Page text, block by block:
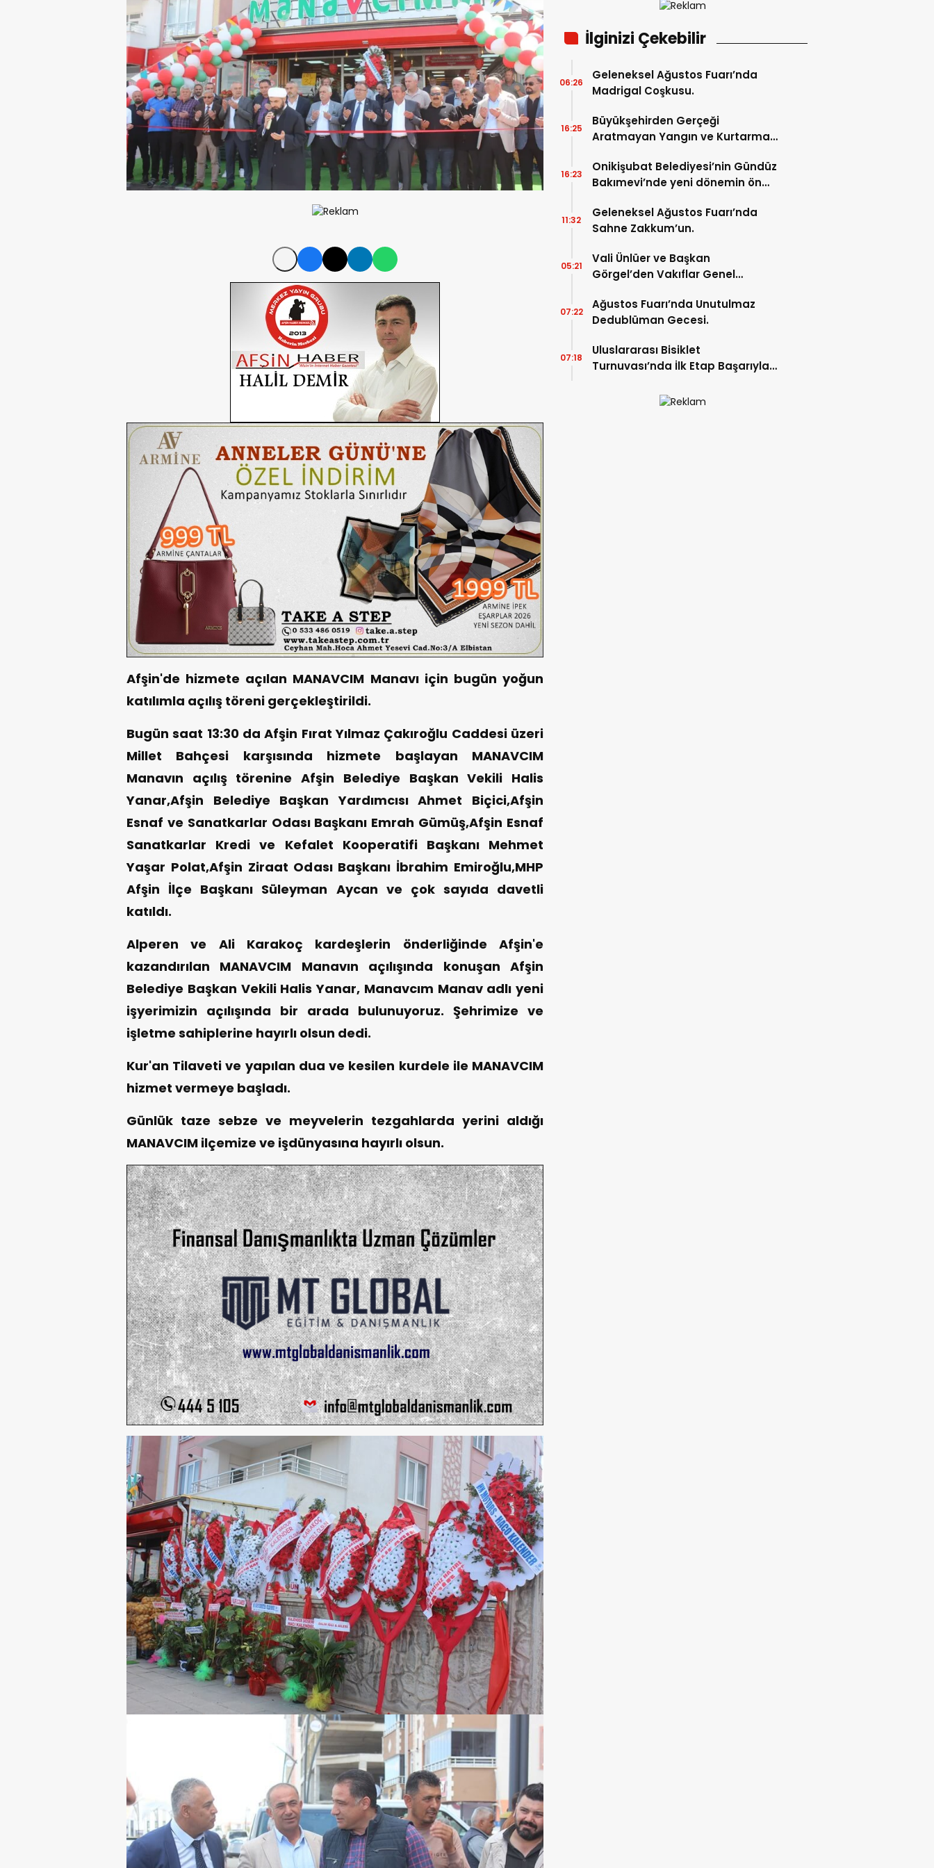
Afşin'de hizmete açılan MANAVCIM Manavı için bugün yoğun
katılımla açılış töreni gerçekleştirildi.
Bugün saat 13:30 da Afşin Fırat Yılmaz Çakıroğlu Caddesi üzeri
Millet Bahçesi karşısında hizmete başlayan MANAVCIM
Manavın açılış törenine Afşin Belediye Başkan Vekili Halis
Yanar,Afşin Belediye Başkan Yardımcısı Ahmet Biçici,Afşin
Esnaf ve Sanatkarlar Odası Başkanı Emrah Gümüş,Afşin Esnaf
Sanatkarlar Kredi ve Kefalet Kooperatifi Başkanı Mehmet
Yaşar Polat,Afşin Ziraat Odası Başkanı İbrahim Emiroğlu,MHP
Afşin İlçe Başkanı Süleyman Aycan ve çok sayıda davetli
katıldı.
Alperen ve Ali Karakoç kardeşlerin önderliğinde Afşin'e
kazandırılan MANAVCIM Manavın açılışında konuşan Afşin
Belediye Başkan Vekili Halis Yanar, Manavcım Manav adlı yeni
işyerimizin açılışında bir arada bulunuyoruz. Şehrimize ve
işletme sahiplerine hayırlı olsun dedi.
Kur'an Tilaveti ve yapılan dua ve kesilen kurdele ile MANAVCIM
hizmet vermeye başladı.
Günlük taze sebze ve meyvelerin tezgahlarda yerini aldığı
MANAVCIM ilçemize ve işdünyasına hayırlı olsun.
İlginizi Çekebilir
Geleneksel Ağustos Fuarı’nda
Madrigal Coşkusu.
06:26
Büyükşehirden Gerçeği
Aratmayan Yangın ve Kurtarma
16:25
Onikişubat Belediyesi’nin Gündüz
Bakımevi’nde yeni dönemin ön
16:23
Geleneksel Ağustos Fuarı’nda
Sahne Zakkum’un.
11:32
Vali Ünlüer ve Başkan
Görgel’den Vakıflar Genel
05:21
Ağustos Fuarı’nda Unutulmaz
Dedublüman Gecesi.
07:22
Uluslararası Bisiklet
Turnuvası’nda İlk Etap Başarıyla
07:18